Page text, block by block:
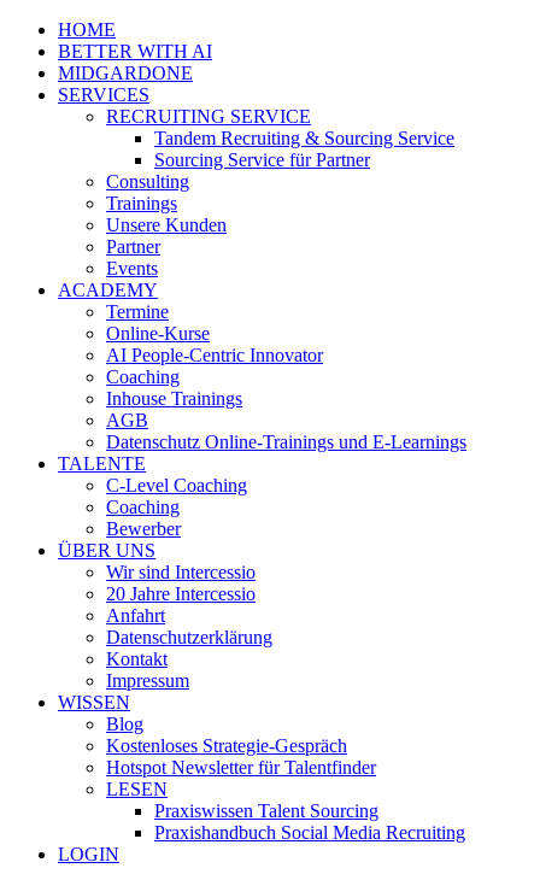
HOME
BETTER WITH AI
MIDGARDONE
SERVICES
RECRUITING SERVICE
Tandem Recruiting & Sourcing Service
Sourcing Service für Partner
Consulting
Trainings
Unsere Kunden
Partner
Events
ACADEMY
Termine
Online-Kurse
AI People-Centric Innovator
Coaching
Inhouse Trainings
AGB
Datenschutz Online-Trainings und E-Learnings
TALENTE
C-Level Coaching
Coaching
Bewerber
ÜBER UNS
Wir sind Intercessio
20 Jahre Intercessio
Anfahrt
Datenschutzerklärung
Kontakt
Impressum
WISSEN
Blog
Kostenloses Strategie-Gespräch
Hotspot Newsletter für Talentfinder
LESEN
Praxiswissen Talent Sourcing
Praxishandbuch Social Media Recruiting
LOGIN